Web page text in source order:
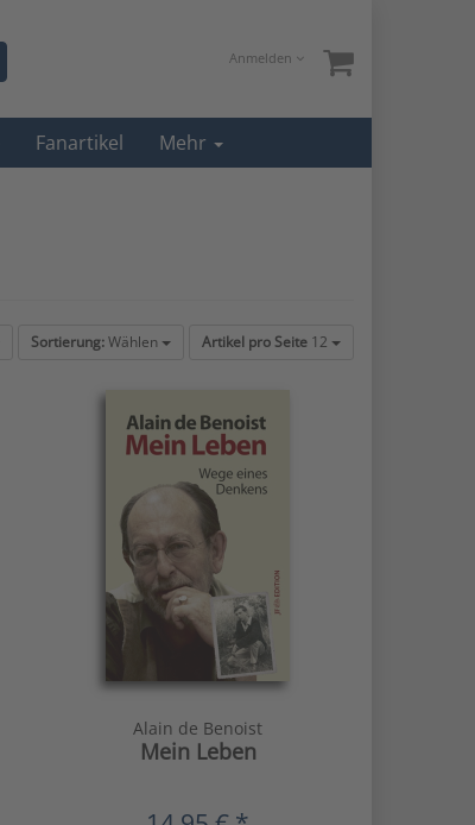
Anmelden
Fanartikel Mehr
Sortierung:Wählen Artikel pro Seite 12
Alain de Benoist
Mein Leben